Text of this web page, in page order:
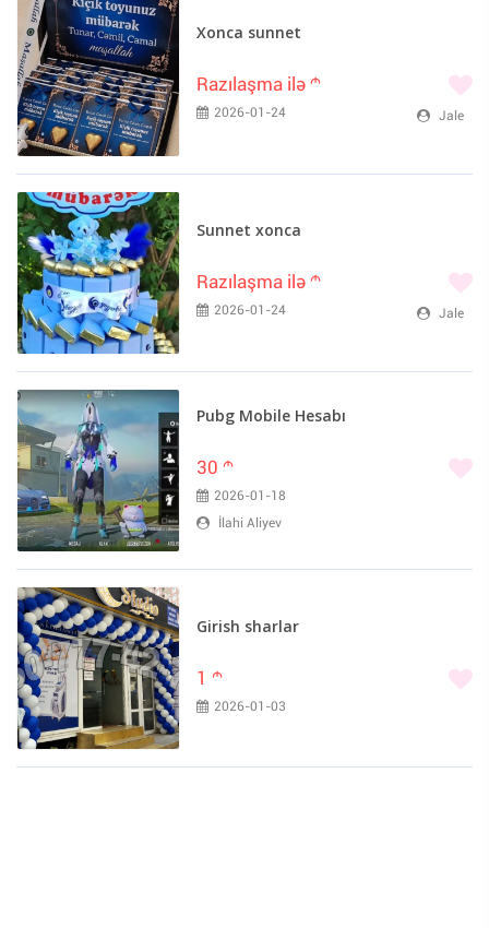
Xonca sunnet
Razılaşma ilə m
2026-01-24 Jale
Sunnet xonca
Razılaşma ilə m
2026-01-24 Jale
Pubg Mobile Hesabı
30 m
2026-01-18
İlahi Aliyev
Girish sharlar
1 m
2026-01-03